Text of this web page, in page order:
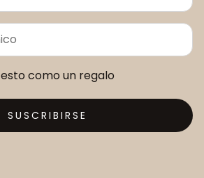
como un regalo
SUSCRIBIRSE